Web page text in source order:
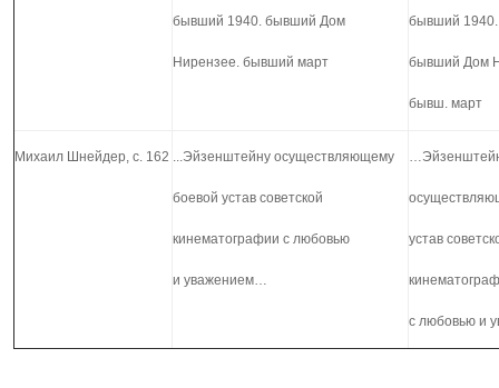
бывший 1940. бывший Дом
Нирензее. бывший март
бывший 1940.
бывший Дом
бывш. март
Михаил Шнейдер, с. 162 ...Эйзенштейну осуществляющему
боевой устав советской
кинематографии с любовью
и уважением…
устав
с любовью и